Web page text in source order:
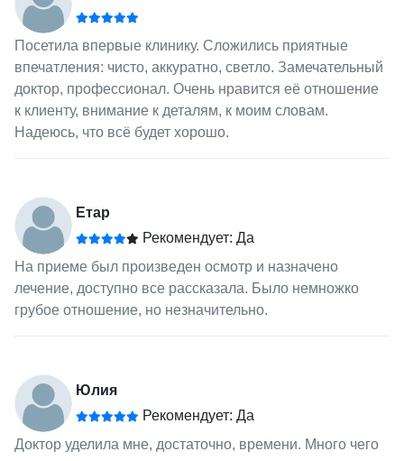
Посетила впервые клинику. Сложились приятные
впечатления: чисто, аккуратно, светло. Замечательный
доктор, профессионал. Очень нравится её отношение
к клиенту, внимание к деталям, к моим словам.
Надеюсь, что всё будет хорошо.
Етар
Рекомендует: Да
На приеме был произведен осмотр и назначено
лечение, доступно все рассказала. Было немножко
грубое отношение, но незначительно.
Юлия
Рекомендует: Да
Доктор уделила мне, достаточно, времени. Много чего